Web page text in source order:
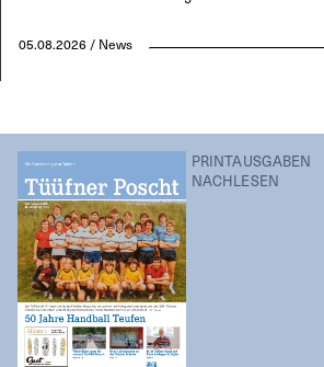
05.08.2026 / News
PRINTAUSGABEN
NACHLESEN